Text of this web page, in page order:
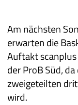
Am nächsten
erwarten die
Auftakt
der ProB Süd,
zweigeteilten
wird.